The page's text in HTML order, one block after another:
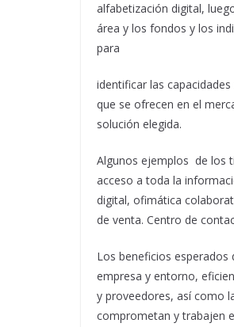
alfabetización digital,
área y los fondos y los
para
identificar las
que se ofrecen en el
solución elegida.
Algunos ejemplos de los
acceso a toda la
digital, ofimática
de venta. Centro de
Los beneficios
empresa y entorno,
y proveedores, así como
comprometan y trabajen